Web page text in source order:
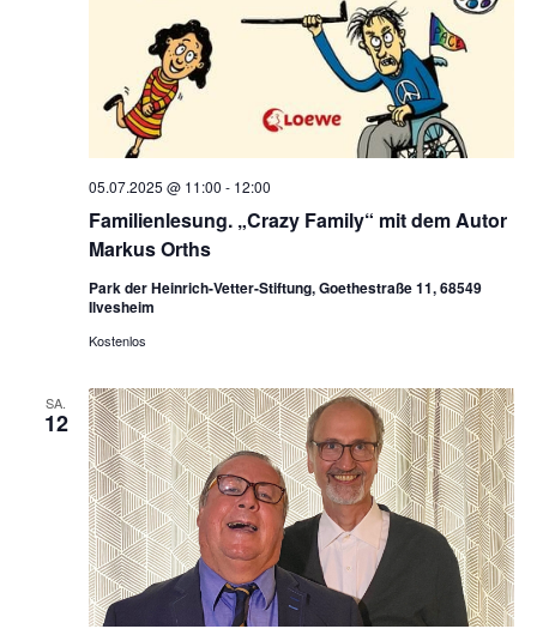
Familienlesung. „Crazy Family“ mit dem Autor
Markus Orths
05.07.2025 @ 11:00 - 12:00
Park der Heinrich-Vetter-Stiftung, Goethestraße 11, 68549
Ilvesheim
Kostenlos
SA.
12